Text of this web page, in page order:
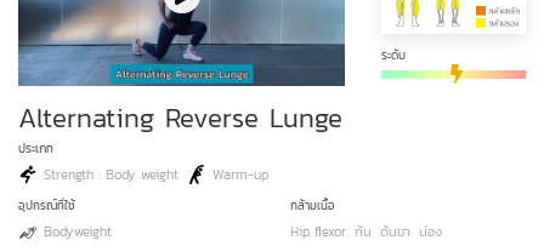
ระดับ
Alternating Reverse Lunge
ประเภท
Strength : Body weight Warm-up
อุปกรณ์ที่ใช้
Bodyweight
กล้ามเนื้อ
Hip flexor ก้น ต้นขา น่อง